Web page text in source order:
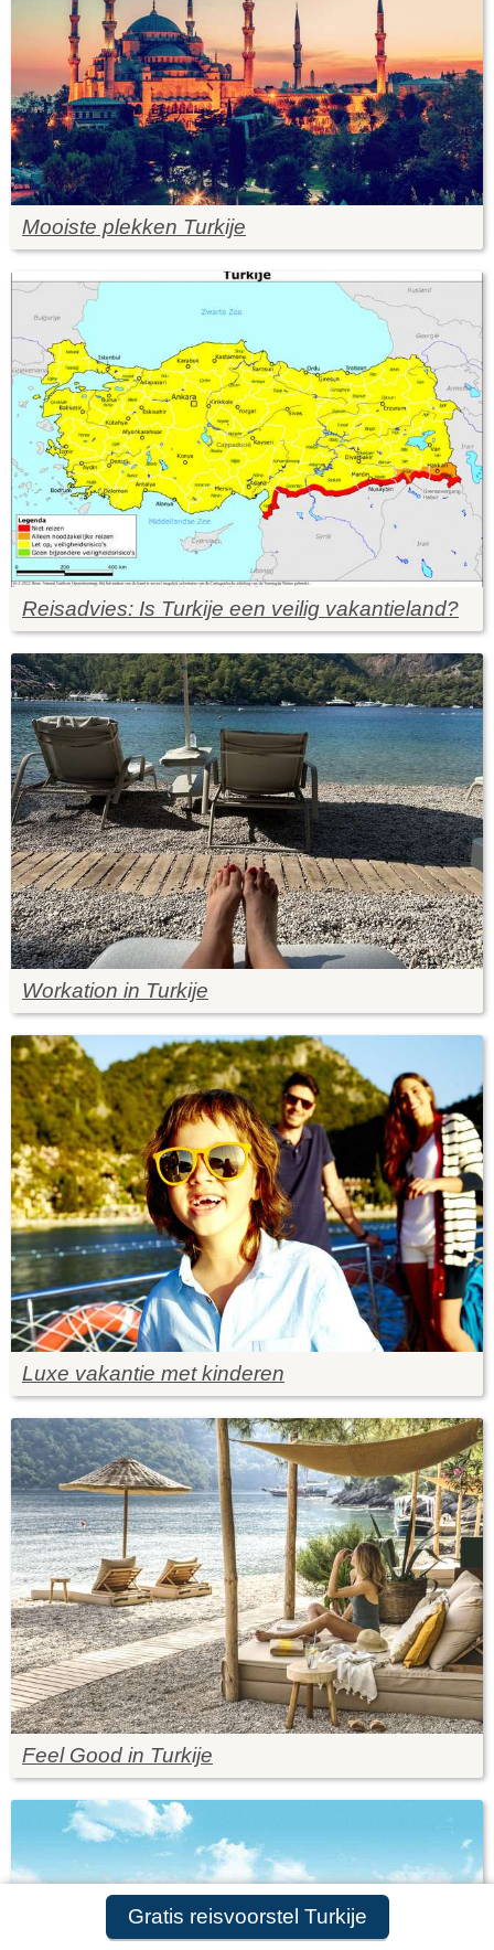
Gratis reisvoorstel Turkije
Mooiste plekken Turkije
Reisadvies: Is Turkije een veilig vakantieland?
Workation in Turkije
Luxe vakantie met kinderen
Feel Good in Turkije